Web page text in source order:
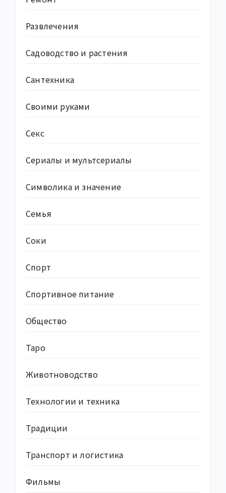
Развлечения
Садоводство и растения
Сантехника
Своими руками
Секс
Сериалы и мультсериалы
Символика и значение
Семья
Соки
Спорт
Спортивное питание
Общество
Таро
Животноводство
Технологии и техника
Традиции
Транспорт и логистика
Фильмы